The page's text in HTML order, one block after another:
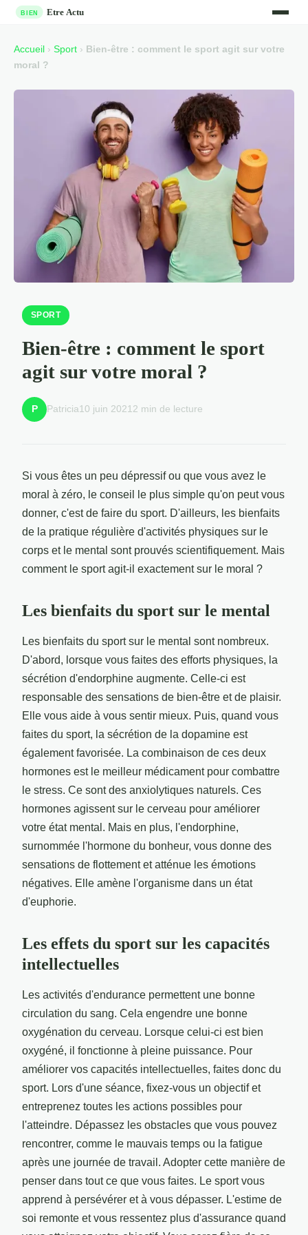
Accueil › Sport › Bien-être : comment le sport agit sur votre
moral ?
SPORT
Bien-être : comment le sport
agit sur votre moral ?
P Patricia10 juin 20212 min de lecture
Si vous êtes un peu dépressif ou que vous avez le
moral à zéro, le conseil le plus simple qu'on peut vous
donner, c'est de faire du sport. D'ailleurs, les bienfaits
de la pratique régulière d'activités physiques sur le
corps et le mental sont prouvés scientifiquement. Mais
comment le sport agit-il exactement sur le moral ?
Les bienfaits du sport sur le mental
Les bienfaits du sport sur le mental sont nombreux.
D'abord, lorsque vous faites des efforts physiques, la
sécrétion d'endorphine augmente. Celle-ci est
responsable des sensations de bien-être et de plaisir.
Elle vous aide à vous sentir mieux. Puis, quand vous
faites du sport, la sécrétion de la dopamine est
également favorisée. La combinaison de ces deux
hormones est le meilleur médicament pour combattre
le stress. Ce sont des anxiolytiques naturels. Ces
hormones agissent sur le cerveau pour améliorer
votre état mental. Mais en plus, l'endorphine,
surnommée l'hormone du bonheur, vous donne des
sensations de flottement et atténue les émotions
négatives. Elle amène l'organisme dans un état
d'euphorie.
Les effets du sport sur les capacités
intellectuelles
Les activités d'endurance permettent une bonne
circulation du sang. Cela engendre une bonne
oxygénation du cerveau. Lorsque celui-ci est bien
oxygéné, il fonctionne à pleine puissance. Pour
améliorer vos capacités intellectuelles, faites donc du
sport. Lors d'une séance, fixez-vous un objectif et
entreprenez toutes les actions possibles pour
l'atteindre. Dépassez les obstacles que vous pouvez
rencontrer, comme le mauvais temps ou la fatigue
après une journée de travail. Adopter cette manière de
penser dans tout ce que vous faites. Le sport vous
apprend à persévérer et à vous dépasser. L'estime de
soi remonte et vous ressentez plus d'assurance quand